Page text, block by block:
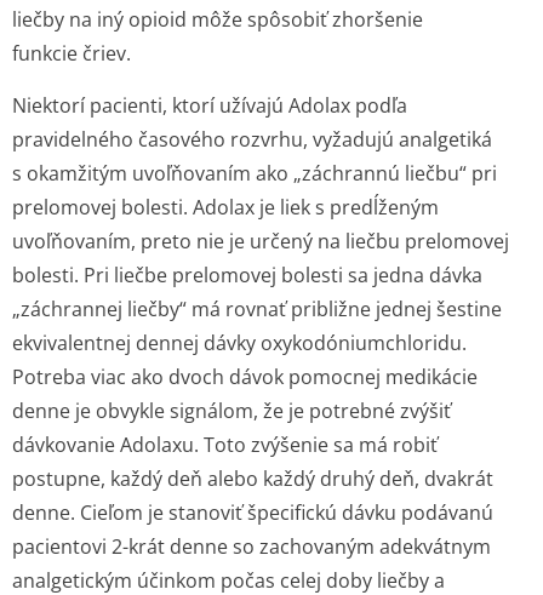
liečby na iný opioid môže spôsobiť zhoršenie
funkcie čriev.
Niektorí pacienti, ktorí užívajú Adolax podľa
pravidelného časového rozvrhu, vyžadujú analgetiká
s okamžitým uvoľňovaním ako „záchrannú liečbu“ pri
prelomovej bolesti. Adolax je liek s predĺženým
uvoľňovaním, preto nie je určený na liečbu prelomovej
bolesti. Pri liečbe prelomovej bolesti sa jedna dávka
„záchrannej liečby“ má rovnať približne jednej šestine
ekvivalentnej dennej dávky oxykodóniumchlo­ridu.
Potreba viac ako dvoch dávok pomocnej medikácie
denne je obvykle signálom, že je potrebné zvýšiť
dávkovanie Adolaxu. Toto zvýšenie sa má robiť
postupne, každý deň alebo každý druhý deň, dvakrát
denne. Cieľom je stanoviť špecifickú dávku podávanú
pacientovi 2-krát denne so zachovaným adekvátnym
analgetickým účinkom počas celej doby liečby a